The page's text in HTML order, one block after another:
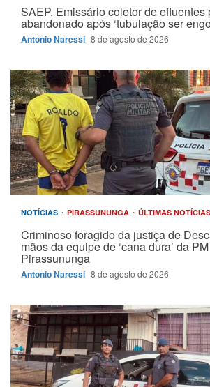
SAEP. Emissário coletor de efluentes
abandonado após ‘tubulação ser
Antonio Naressi 8 de agosto de 2026
NOTÍCIAS PIRASSUNUNGA ÚLTIMAS NOTÍCIAS
Criminoso foragido da justiça de
mãos da equipe de ‘cana dura’ da
Pirassununga
Antonio Naressi 8 de agosto de 2026